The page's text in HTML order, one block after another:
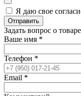
Я даю свое
Отправить
Задать вопрос о товаре
Ваше имя *
Телефон *
Email *